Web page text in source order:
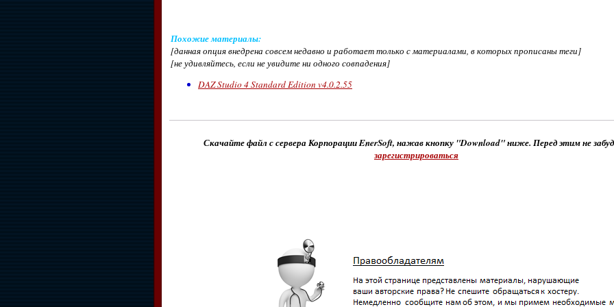
Похожие материалы:
[данная опция внедрена совсем недавно и работает только с материалами, в которых прописаны теги]
[не удивляйтесь, если не увидите ни одного совпадения]
DAZ Studio 4 Standard Edition v4.0.2.55
Скачайте файл с сервера Корпорации EnerSoft, нажав кнопку "Download" ниже. Перед этим не
зарегистрироваться